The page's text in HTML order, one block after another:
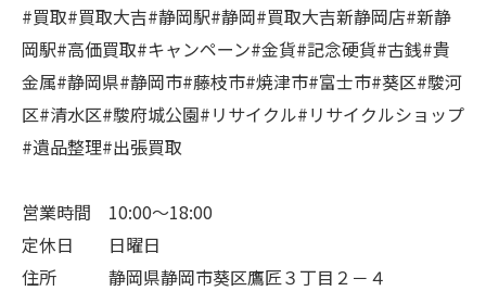
#買取#買取大吉#静岡駅#静岡#買取大吉新静岡店#新静
岡駅#高価買取#キャンペーン#金貨#記念硬貨#古銭#貴
金属#静岡県#静岡市#藤枝市#焼津市#富士市#葵区#駿河
区#清水区#駿府城公園#リサイクル#リサイクルショップ
#遺品整理#出張買取
営業時間 10:00～18:00
定休日 日曜日
住所 静岡県静岡市葵区鷹匠３丁目２－４